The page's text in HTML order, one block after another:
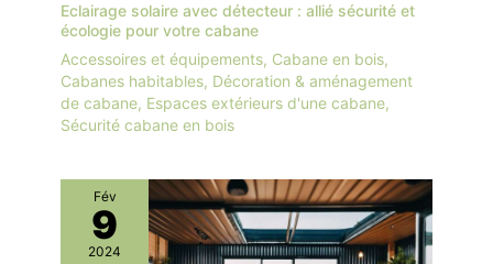
Eclairage solaire avec détecteur : allié sécurité et
écologie pour votre cabane
Accessoires et équipements, Cabane en bois,
Cabanes habitables, Décoration & aménagement
de cabane, Espaces extérieurs d'une cabane,
Sécurité cabane en bois
Fév
9
2024